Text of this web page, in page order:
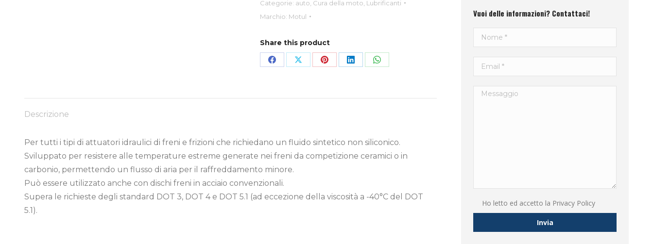
Categorie: auto Cura della moto Lubrificanti
Marchio: Motul
Share this product
CondividiCondividiCondividiCondividiCondividi
Descrizione
Per tutti i tipi di attuatori idraulici di freni e frizioni che richiedano un fluido sintetico non siliconico.
Sviluppato per resistere alle temperature estreme generate nei freni da competizione ceramici o in
carbonio, permettendo un flusso di aria per il raffreddamento minore.
Può essere utilizzato anche con dischi freni in acciaio convenzionali.
Supera le richieste degli standard DOT 3, DOT 4 e DOT 5.1 (ad eccezione della viscosità a -40°C del DOT
5.1).
Vuoi delle informazioni? Contattaci!
Ho letto ed accetto la Privacy Policy